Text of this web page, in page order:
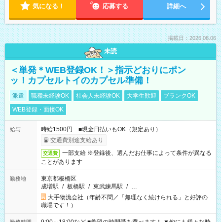
気になる！ 応募する 詳細へ
掲載日：2026.08.06
未読
＜単発＊WEB登録OK！＞指示どおりにポン
ッ！カプセルトイのカプセル準備！
派遣 職種未経験OK 社会人未経験OK 大学生歓迎
ブランクOK
WEB登録・面接OK
給与
時給1500円 ■現金日払いもOK（規定あり）
交通費別途支給あり
交通費
一部支給 ※登録後、選んだお仕事によって条件が異なる
ことがあります
勤務地
東京都板橋区
成増駅 / 板橋駅 / 東武練馬駅 / …
大手物流会社（年齢不問／「無理なく続けられる」と好評の
職場です！）